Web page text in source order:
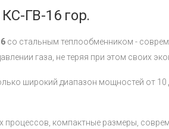
ГВ-16 гор.
со стальным теплообменником -
газа, не теряя при этом своих
широкий диапазон мощностей от
компактные размеры,